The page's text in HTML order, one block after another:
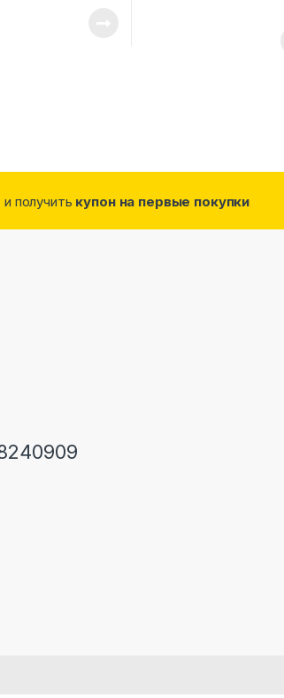
и получить купон на первые покупки